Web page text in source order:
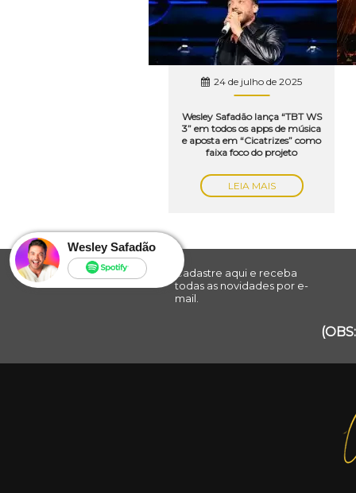
24 de julho de 2025
Wesley Safadão lança “TBT WS
3” em todos os apps de música
e aposta em “Cicatrizes” como
faixa foco do projeto
LEIA MAIS
Wesley Safadão
Cadastre aqui e receba
todas as novidades por e-
mail.